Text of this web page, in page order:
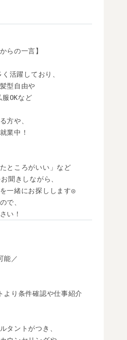
らの一言】
活躍しており、
型自由や
服OKなど
方や、
業中！
ところがいい」など
聞きしながら、
一緒にお探しします◎
で、
い！
能／
より条件確認や仕事紹介
タントがつき、